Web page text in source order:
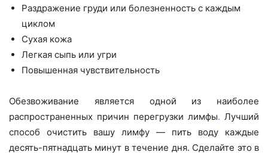
Раздражение груди или болезненность с каждым
циклом
Сухая кожа
Легкая сыпь или угри
Повышенная чувствительность
Обезвоживание является одной из наиболее
распространенных причин перегрузки лимфы. Лучший
способ очистить вашу лимфу — пить воду каждые
десять-пятнадцать минут в течение дня. Сделайте это в